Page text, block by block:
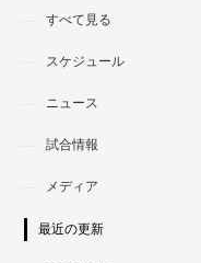
すべて見る
スケジュール
ニュース
試合情報
メディア
最近の更新